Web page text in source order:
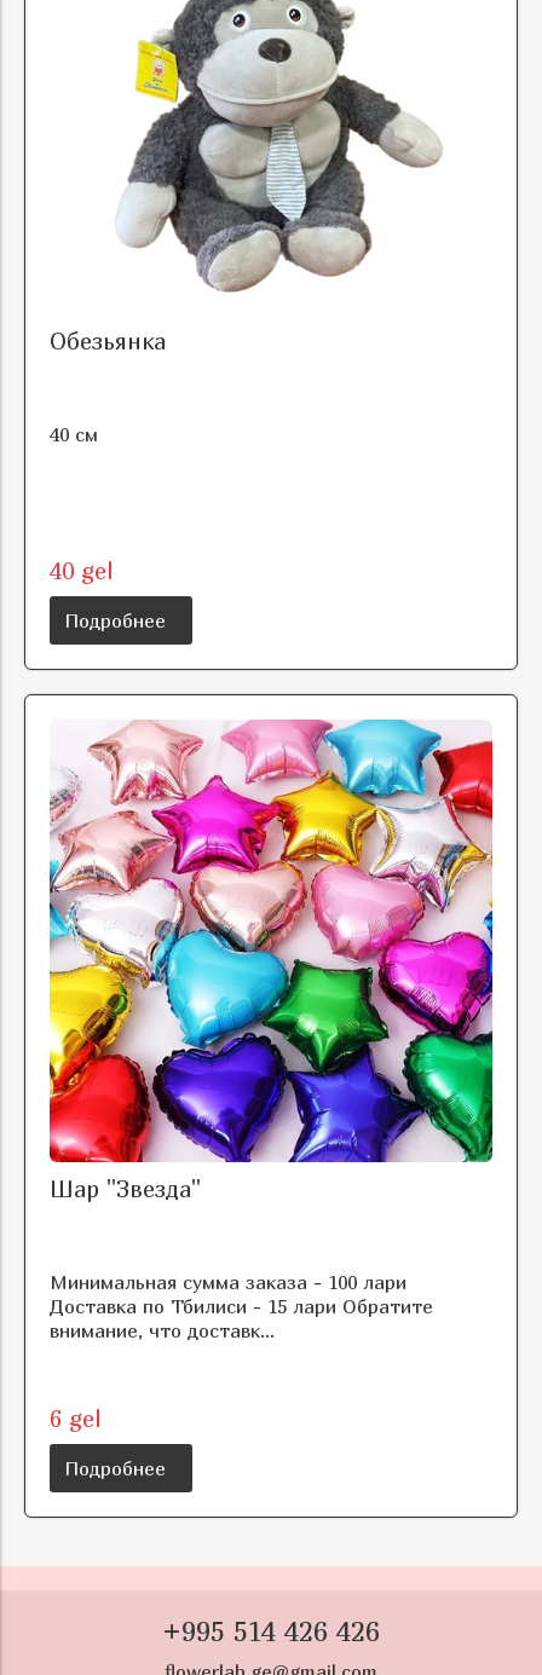
Обезьянка
40 см
40 gel
Подробнее
Шар "Звезда"
Минимальная сумма заказа - 100 лари
Доставка по Тбилиси - 15 лари Обратите
внимание, что доставк...
6 gel
Подробнее
+995 514 426 426